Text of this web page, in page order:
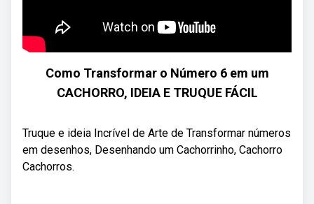
Como Transformar o Número 6 em um
CACHORRO, IDEIA E TRUQUE FÁCIL
Truque e ideia Incrível de Arte de Transformar números
em desenhos, Desenhando um Cachorrinho, Cachorro
Cachorros.